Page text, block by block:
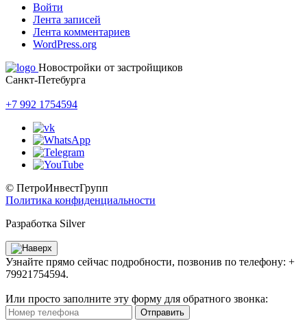
Войти
Лента записей
Лента комментариев
WordPress.org
Новостройки от застройщиков
Санкт-Петебурга
+7 992 1754594
© ПетроИнвестГрупп
Политика конфиденциальности
Разработка Silver
Узнайте прямо сейчас подробности, позвонив по телефону: +
79921754594.
Или просто заполните эту форму для обратного звонка:
Отправить